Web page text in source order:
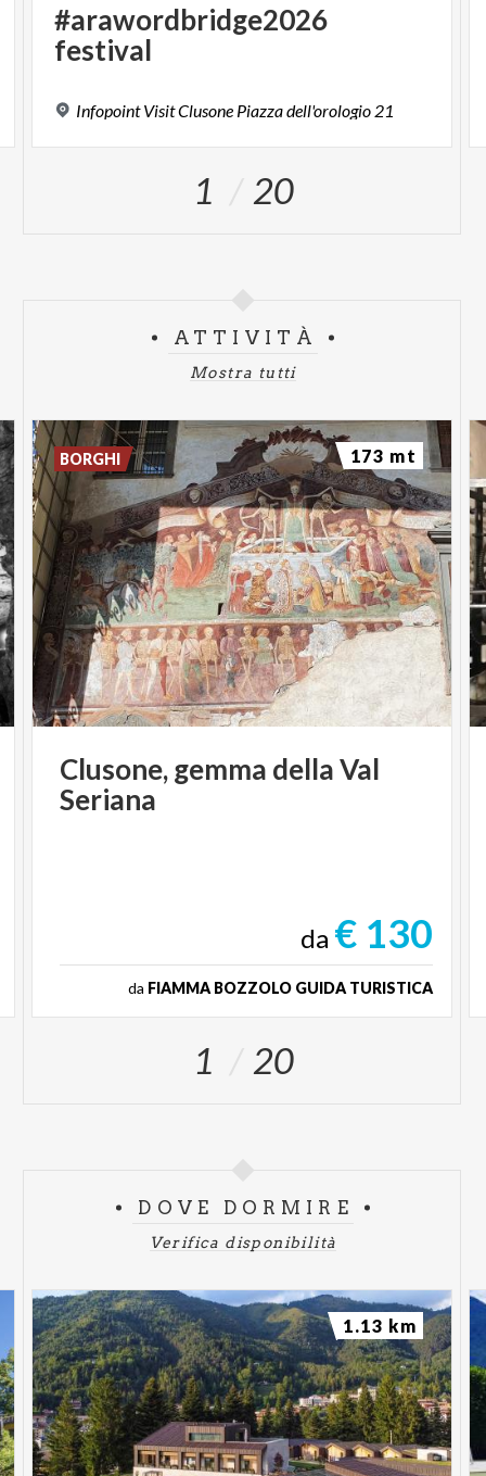
#arawordbridge2026
festival
Infopoint VisitClusone Piazzadell'orologio 21
1 20
ATTIVITÀ
Mostra tutti
Clusone,gemma dellaVal
Seriana
da € 130
da FIAMMA BOZZOLO GUIDA TURISTICA
BORGHI 173 mt
1 20
DOVE DORMIRE
Verifica disponibilità
1.13 km